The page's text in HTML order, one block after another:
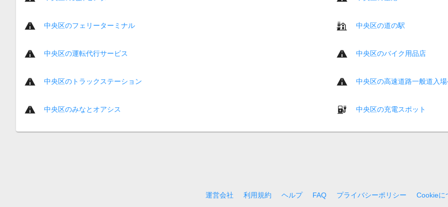
中央区のフェリーターミナル 中央区の道の駅
中央区の運転代行サービス 中央区のバイク用品店
中央区のトラックステーション 中央区の高速道路一般道入場
中央区のみなとオアシス 中央区の充電スポット
運営会社 利用規約 ヘルプ FAQ プライバシーポリシー
Cookieに